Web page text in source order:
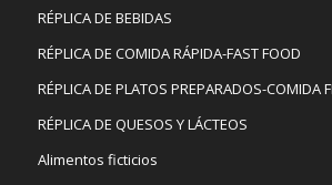
RÉPLICA DE BEBIDAS
RÉPLICA DE COMIDA RÁPIDA-FAST FOOD
RÉPLICA DE PLATOS PREPARADOS-COMIDA
RÉPLICA DE QUESOS Y LÁCTEOS
Alimentos ficticios